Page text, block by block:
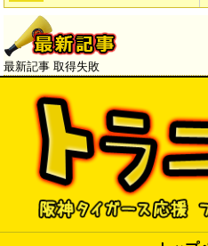
最新記事 取得失敗